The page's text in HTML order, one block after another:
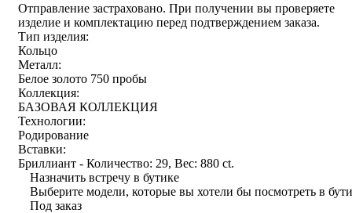
Отправление застраховано. При получении вы проверяете
изделие и комплектацию перед подтверждением заказа.
Тип изделия:
Кольцо
Металл:
Белое золото 750 пробы
Коллекция:
БАЗОВАЯ КОЛЛЕКЦИЯ
Технологии:
Родирование
Вставки:
Бриллиант - Количество: 29, Вес: 880 ct.
Назначить встречу в бутике
Выберите модели, которые вы хотели бы посмотреть в
Под заказ